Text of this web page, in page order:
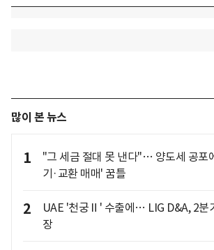
많이 본 뉴스
1
"그 세금 절대 못 낸다"… 양도세 공포
기·교환 매매' 꿈틀
2
UAE '천궁Ⅱ' 수출에… LIG D&A, 2분
장